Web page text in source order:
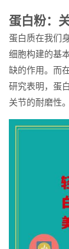
蛋白粉：
蛋白质在我们
细胞构建的基
缺的作用。而
研究表明，蛋
关节的耐磨性。